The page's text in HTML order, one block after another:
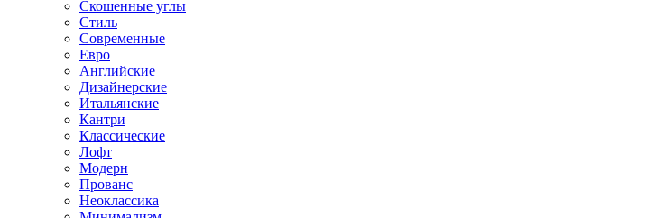
Скошенные углы
Стиль
Современные
Евро
Английские
Дизайнерские
Итальянские
Кантри
Классические
Лофт
Модерн
Прованс
Неоклассика